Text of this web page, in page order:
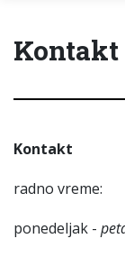
Kontakt
Kontakt
radno vreme:
ponedeljak -